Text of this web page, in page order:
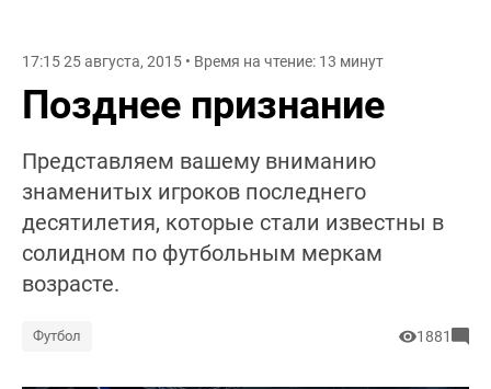
17:15 25 августа, 2015 • Время на чтение: 13 минут
Позднее признание
Представляем вашему вниманию
знаменитых игроков последнего
десятилетия, которые стали известны в
солидном по футбольным меркам
возрасте.
Футбол 1881